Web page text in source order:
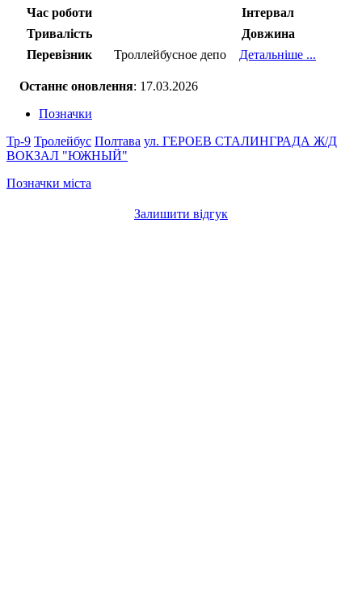
Час роботи
Інтервал
Тривалість
Довжина
Перевізник
Троллейбусное депо Детальніше ...
Останнє оновлення: 17.03.2026
Позначки
Тр-9 Тролейбус Полтава ул. ГЕРОЕВ СТАЛИНГРАДА Ж/Д
ВОКЗАЛ "ЮЖНЫЙ"
Позначки міста
Залишити відгук